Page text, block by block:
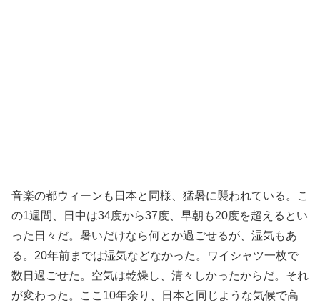
音楽の都ウィーンも日本と同様、猛暑に襲われている。こ
の1週間、日中は34度から37度、早朝も20度を超えるとい
った日々だ。暑いだけなら何とか過ごせるが、湿気もあ
る。20年前までは湿気などなかった。ワイシャツ一枚で
数日過ごせた。空気は乾燥し、清々しかったからだ。それ
が変わった。ここ10年余り、日本と同じような気候で高